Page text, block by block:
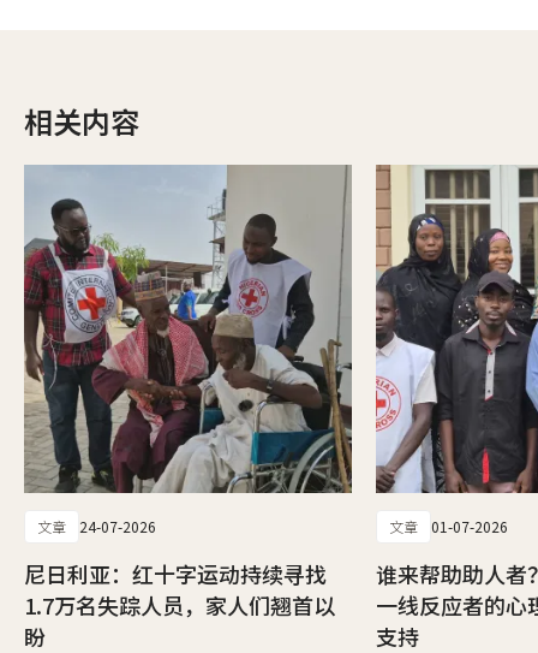
相关内容
文章 24-07-2026
尼日利亚：红十字运动持续寻找
1.7万名失踪人员，家人们翘首以
盼
文章 01-07-2026
谁来帮助助人者
一线反应者的心
支持